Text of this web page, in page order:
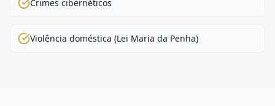
Crimes cibernéticos
Violência doméstica (Lei Maria da Penha)